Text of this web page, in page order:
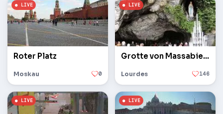
Roter Platz
Moskau 0
Grotte von Massabielle
Lourdes 146